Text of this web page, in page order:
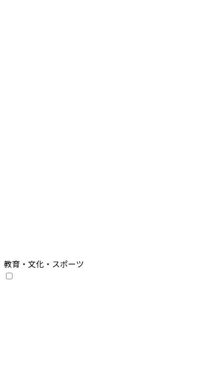
教育・文化・スポーツ